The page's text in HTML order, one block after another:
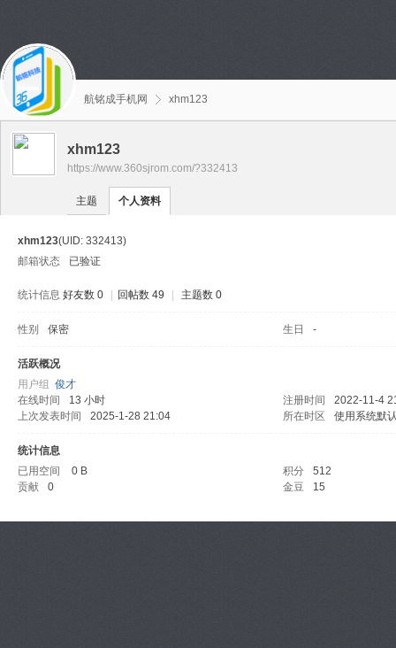
航铭成手机网 xhm123
xhm123
https://www.360sjrom.com/?332413
主题 个人资料
xhm123(UID: 332413)
邮箱状态
已验证
统计信息 好友数 0 回帖数 49 主题数 0
性别 保密 生日 -
活跃概况
用户组 俊才
在线时间
13 小时 注册时间
2022-11-4
上次发表时间
2025-1-28 21:04 所在时区 使用系统默
统计信息
已用空间
0 B 积分
512
贡献
0 金豆 15